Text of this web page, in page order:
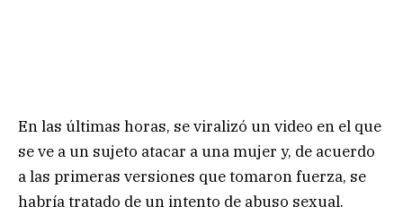
En las últimas horas, se viralizó un video en el que
se ve a un sujeto atacar a una mujer y, de acuerdo
a las primeras versiones que tomaron fuerza, se
habría tratado de un intento de abuso sexual.